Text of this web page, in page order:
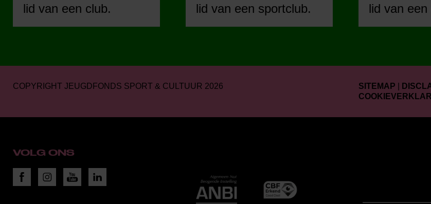
lid van een club.
lid van een sportclub.
lid van
COPYRIGHT JEUGDFONDS SPORT & CULTUUR 2026 SITEMAP
VOLG ONS